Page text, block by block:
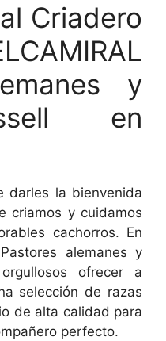
Criadero
y
en
darles la bienvenida
criamos y cuidamos
cachorros. En
alemanes y
ofrecer a
selección de razas
de alta calidad para
perfecto.